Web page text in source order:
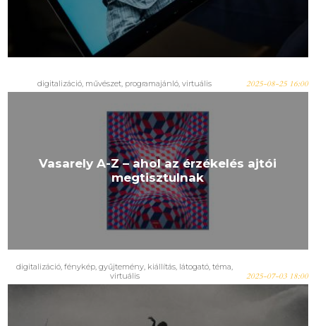
digitalizáció, művészet, programajánló, virtuális 2025-08-25 16:00
Vasarely A-Z – ahol az érzékelés ajtói
megtisztulnak
digitalizáció, fénykép, gyűjtemény, kiállítás, látogató, téma,
virtuális
2025-07-03 18:00